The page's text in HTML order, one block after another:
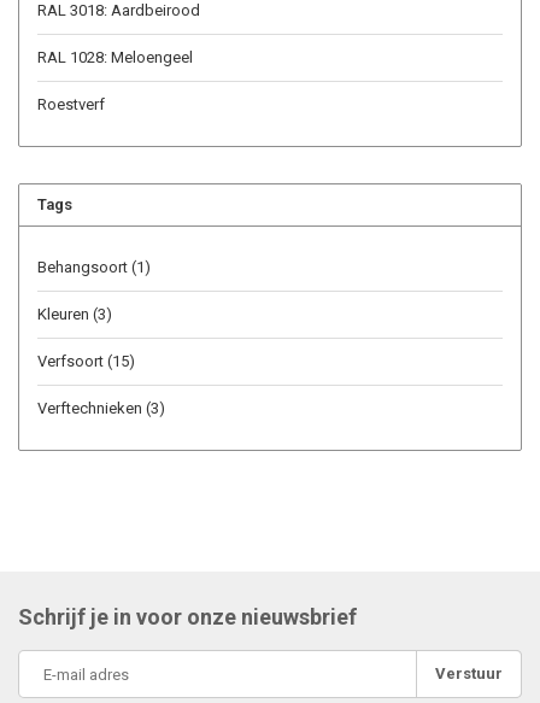
RAL 3018: Aardbeirood
RAL 1028: Meloengeel
Roestverf
Tags
Behangsoort (1)
Kleuren (3)
Verfsoort (15)
Verftechnieken (3)
Schrijf je in voor onze nieuwsbrief
Verstuur